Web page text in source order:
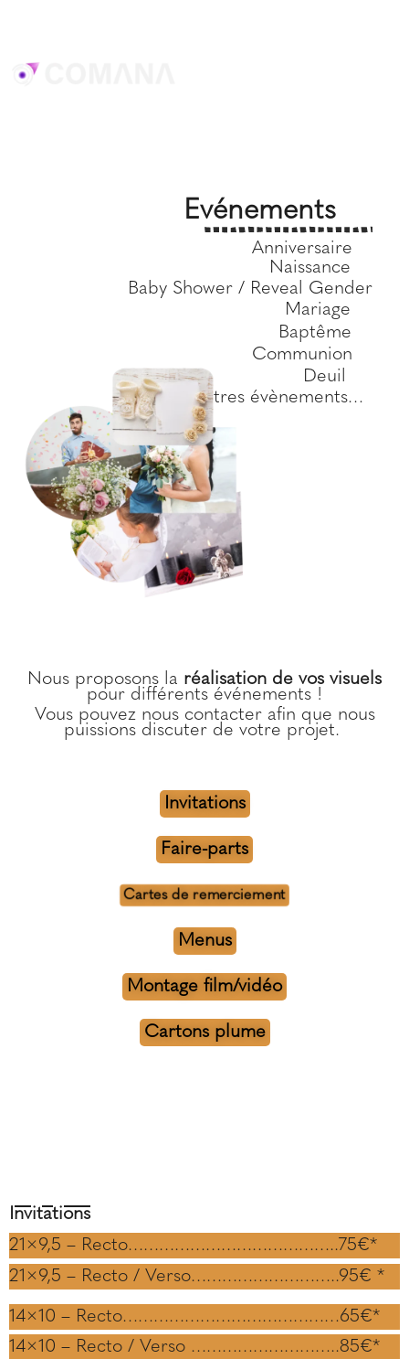
Evénements
Anniversaire
Naissance
Baby Shower / Reveal Gender
Mariage
Baptême
Communion
Deuil
Autres évènements…
Nous proposons la réalisation de vos visuels
pour différents événements !
Vous pouvez nous contacter afin que nous
puissions discuter de votre projet.
Invitations
Faire-parts
Cartes de remerciement
Menus
Montage film/vidéo
Cartons plume
Invitations
21×9,5 – Recto…………………………………..75€*
21×9,5 – Recto / Verso………………………..95€ *
14×10 – Recto……………………………………65€*
14×10 – Recto / Verso ………………………..85€*